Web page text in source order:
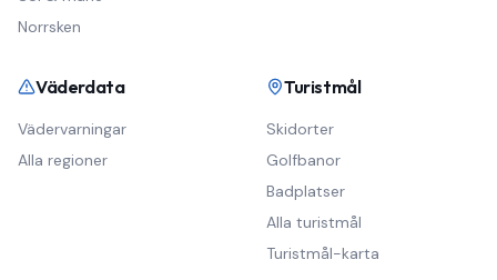
Norrsken
Väderdata
Vädervarningar
Alla regioner
Turistmål
Skidorter
Golfbanor
Badplatser
Alla turistmål
Turistmål-karta